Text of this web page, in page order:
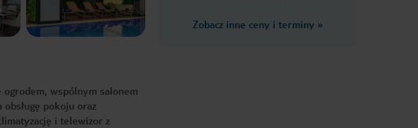
Zobacz inne ceny i terminy »
wspólnym salonem
pokoju oraz
i telewizor z